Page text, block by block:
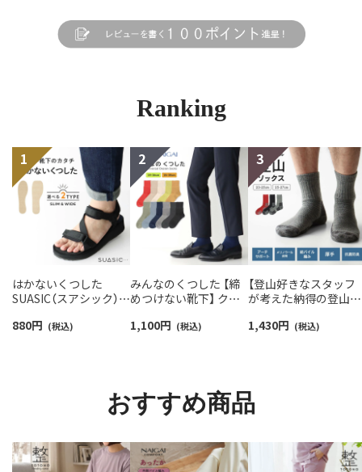
Ranking
はかないくつした
SUASIC（スアシック）
抗菌防臭 ソックス メン
880円 (税込)
みんなのくつした 【締
めつけない靴下】 クル
【24-26cm】【26-28cm】
1,100円 (税込)
【登山好きなスタッフ
が考えた納得の登山用
リノウール混 クルー
1,430円 (税込)
おすすめ商品